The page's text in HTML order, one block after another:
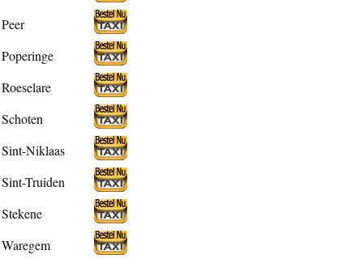
Peer
Poperinge
Roeselare
Schoten
Sint-Niklaas
Sint-Truiden
Stekene
Waregem